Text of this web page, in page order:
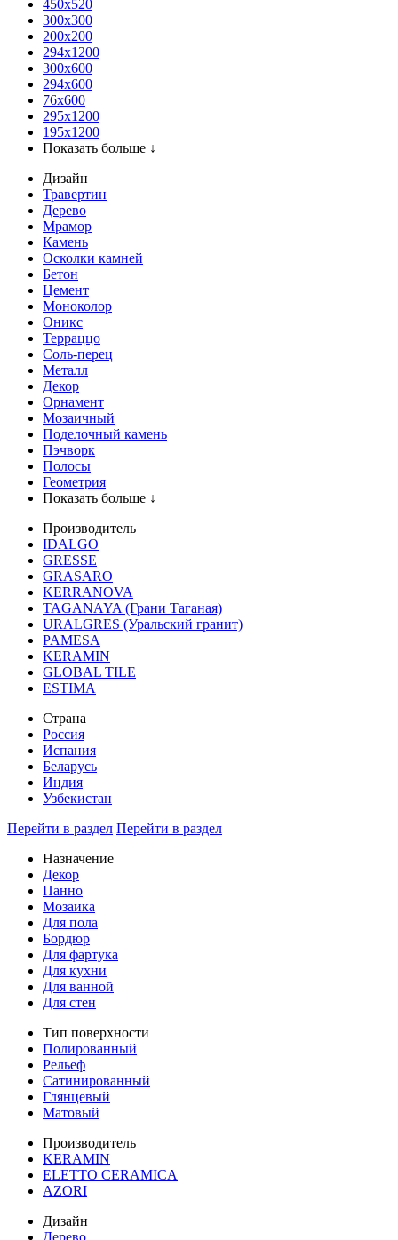
450x520
300x300
200x200
294x1200
300x600
294x600
76х600
295х1200
195х1200
Показать больше ↓
Дизайн
Травертин
Дерево
Мрамор
Камень
Осколки камней
Бетон
Цемент
Моноколор
Оникс
Терраццо
Соль-перец
Металл
Декор
Орнамент
Мозаичный
Поделочный камень
Пэчворк
Полосы
Геометрия
Показать больше ↓
Производитель
IDALGO
GRESSE
GRASARO
KERRANOVA
TAGANAYA (Грани Таганая)
URALGRES (Уральский гранит)
PAMESA
KERAMIN
GLOBAL TILE
ESTIMA
Страна
Россия
Испания
Беларусь
Индия
Узбекистан
Перейти в раздел Перейти в раздел
Назначение
Декор
Панно
Мозаика
Для пола
Бордюр
Для фартука
Для кухни
Для ванной
Для стен
Тип поверхности
Полированный
Рельеф
Сатинированный
Глянцевый
Матовый
Производитель
KERAMIN
ELETTO CERAMICA
AZORI
Дизайн
Дерево